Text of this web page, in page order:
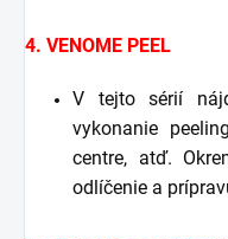
4. VENOME PEEL
V tejto sérií
vykonanie
centre, atď.
odlíčenie a